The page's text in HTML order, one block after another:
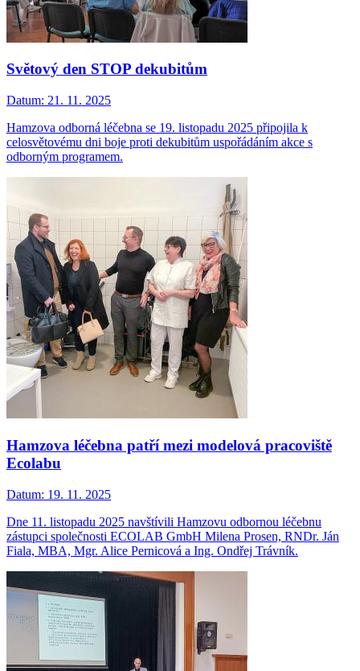
Světový den STOP dekubitům
Datum: 21. 11. 2025
Hamzova odborná léčebna se 19. listopadu 2025 připojila k
celosvětovému dni boje proti dekubitům uspořádáním akce s
odborným programem.
Hamzova léčebna patří mezi modelová pracoviště
Ecolabu
Datum: 19. 11. 2025
Dne 11. listopadu 2025 navštívili Hamzovu odbornou léčebnu
zástupci společnosti ECOLAB GmbH Milena Prosen, RNDr. Ján
Fiala, MBA, Mgr. Alice Pernicová a Ing. Ondřej Trávník.